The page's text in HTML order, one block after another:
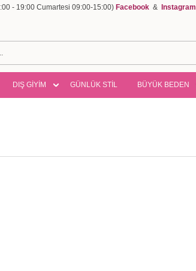
- 19:00 Cumartesi 09:00-15:00) Facebook & Instagram
DIŞ GİYİM GÜNLÜK STİL BÜYÜK BEDEN